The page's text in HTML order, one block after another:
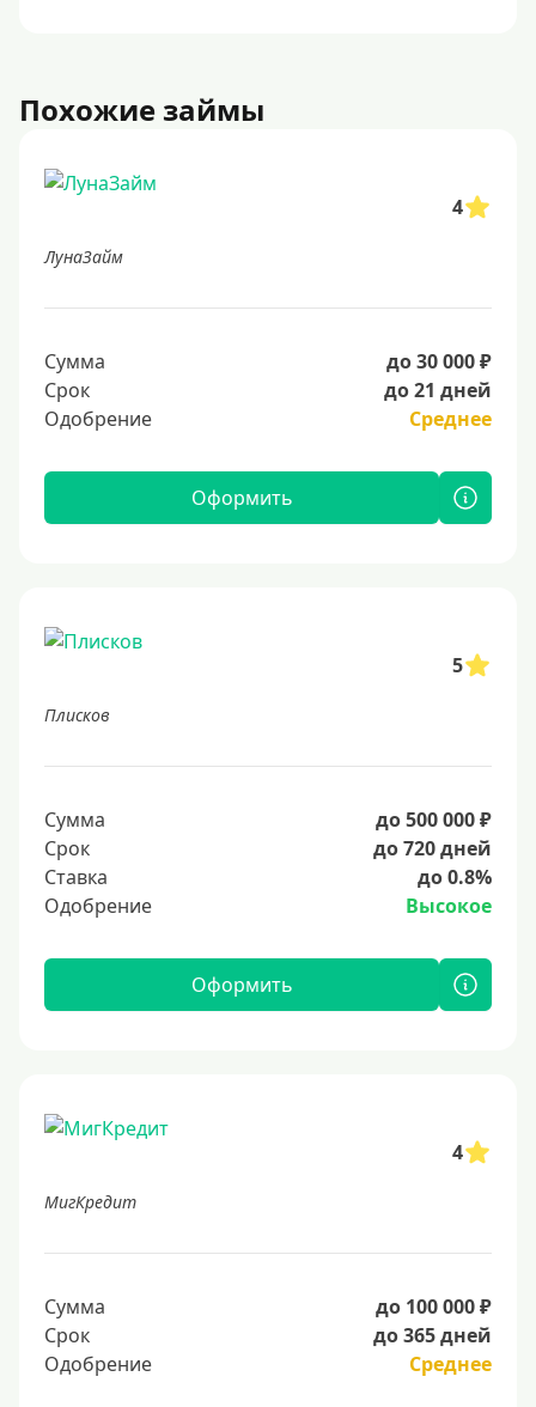
Похожие займы
4
ЛунаЗайм
Сумма
до 30 000 ₽
Срок
до 21 дней
Одобрение
Среднее
Оформить
5
Плисков
Сумма
до 500 000 ₽
Срок
до 720 дней
Ставка
до 0.8%
Одобрение
Высокое
Оформить
4
МигКредит
Сумма
до 100 000 ₽
Срок
до 365 дней
Одобрение
Среднее